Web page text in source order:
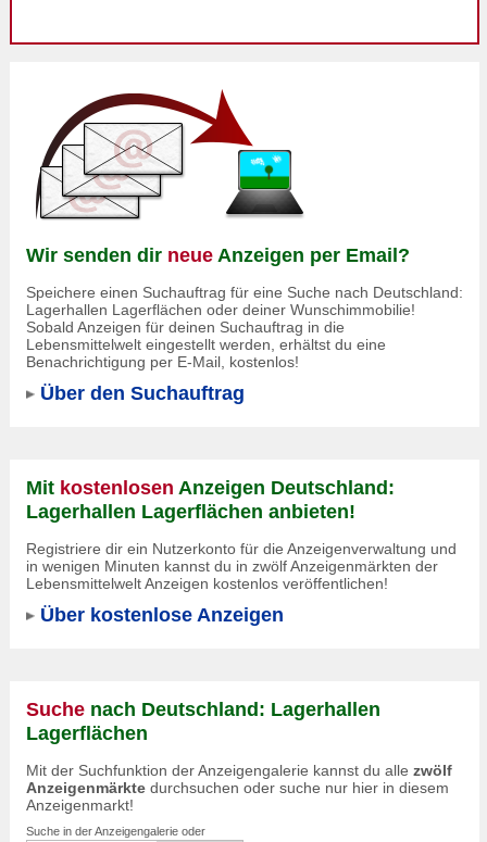
Wir senden dir neue Anzeigen per Email?
Speichere einen Suchauftrag für eine Suche nach Deutschland:
Lagerhallen Lagerflächen oder deiner Wunschimmobilie!
Sobald Anzeigen für deinen Suchauftrag in die
Lebensmittelwelt eingestellt werden, erhältst du eine
Benachrichtigung per E-Mail, kostenlos!
Über den Suchauftrag
Mit kostenlosen Anzeigen Deutschland:
Lagerhallen Lagerflächen anbieten!
Registriere dir ein Nutzerkonto für die Anzeigenverwaltung und
in wenigen Minuten kannst du in zwölf Anzeigenmärkten der
Lebensmittelwelt Anzeigen kostenlos veröffentlichen!
Über kostenlose Anzeigen
Suche nach Deutschland: Lagerhallen
Lagerflächen
Mit der Suchfunktion der Anzeigengalerie kannst du alle zwölf
Anzeigenmärkte durchsuchen oder suche nur hier in diesem
Anzeigenmarkt!
Suche in der Anzeigengalerie oder